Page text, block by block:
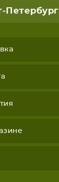
Петербург